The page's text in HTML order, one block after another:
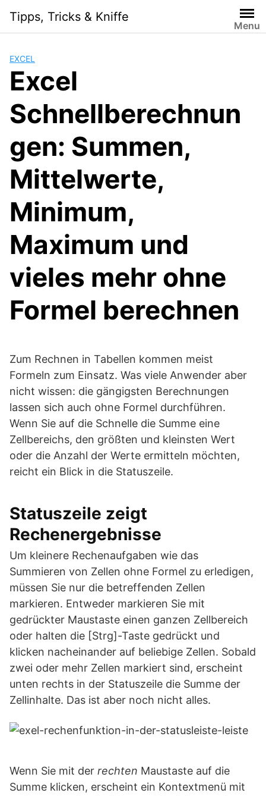
content
Tipps, Tricks & Kniffe
Menu
EXCEL
Excel
Schnellberechnun
gen: Summen,
Mittelwerte,
Minimum,
Maximum und
vieles mehr ohne
Formel berechnen
Zum Rechnen in Tabellen kommen meist
Formeln zum Einsatz. Was viele Anwender aber
nicht wissen: die gängigsten Berechnungen
lassen sich auch ohne Formel durchführen.
Wenn Sie auf die Schnelle die Summe eine
Zellbereichs, den größten und kleinsten Wert
oder die Anzahl der Werte ermitteln möchten,
reicht ein Blick in die Statuszeile.
Statuszeile zeigt
Rechenergebnisse
Um kleinere Rechenaufgaben wie das
Summieren von Zellen ohne Formel zu erledigen,
müssen Sie nur die betreffenden Zellen
markieren. Entweder markieren Sie mit
gedrückter Maustaste einen ganzen Zellbereich
oder halten die [Strg]-Taste gedrückt und
klicken nacheinander auf beliebige Zellen. Sobald
zwei oder mehr Zellen markiert sind, erscheint
unten rechts in der Statuszeile die Summe der
Zellinhalte. Das ist aber noch nicht alles.
Wenn Sie mit der rechten Maustaste auf die
Summe klicken, erscheint ein Kontextmenü mit